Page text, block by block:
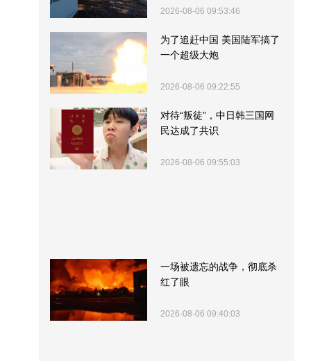
2026-08-06 09:53:46
为了追赶中国 美国陆军搞了
一个超级大炮
2026-08-06 09:22:55
对待“叛徒”，中日韩三国网
民达成了共识
2026-08-06 09:55:03
一场被遗忘的战争，彻底杀
红了眼
2026-08-06 09:40:03